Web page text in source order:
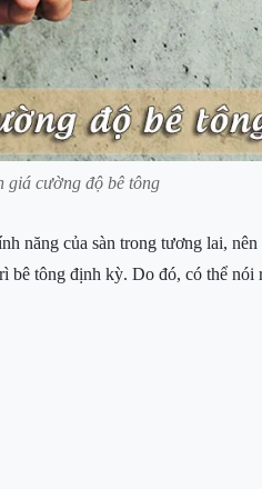
giá cường độ bê tông
năng của sàn trong tương lai,
tông định kỳ. Do đó, có thể nói